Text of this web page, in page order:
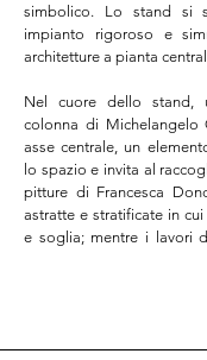
simbolico. Lo stand si
impianto rigoroso e
architetture a pianta
Nel cuore dello stand,
colonna di Michelangelo
asse centrale, un
lo spazio e invita al
pitture di Francesca
astratte e stratificate in
e soglia; mentre i lavori
Sul fondo dello stand,